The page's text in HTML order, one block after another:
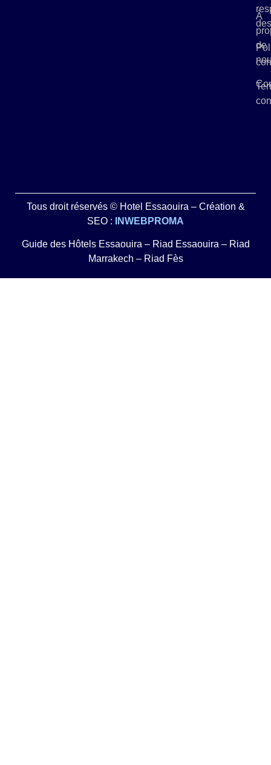
À
de
Tous droit réservés © Hotel Essaouira – Création &
SEO :
INWEBPROMA
Guide des Hôtels Essaouira – Riad Essaouira – Riad
Marrakech – Riad Fès